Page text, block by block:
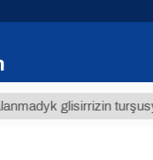
glisirrizin turşusy (t.)